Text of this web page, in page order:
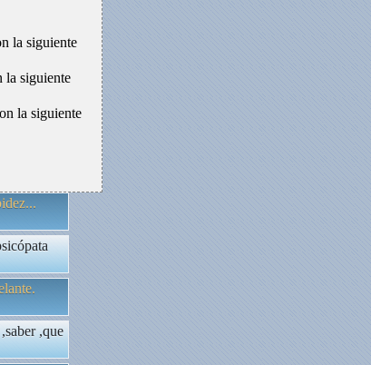
la siguiente
la siguiente
la siguiente
,que